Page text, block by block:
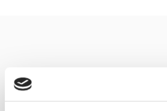
Odpowiedzi na